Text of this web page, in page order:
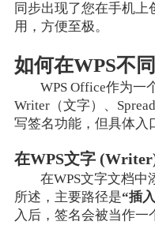
同步出现了您在手机上
用，方便至极。
如何在WPS不
WPS Office作为一
Writer（文字）、
写签名功能，但具体入
在WPS文字
在WPS文字文档
所述，主要路径是“插
入后，签名会被当作